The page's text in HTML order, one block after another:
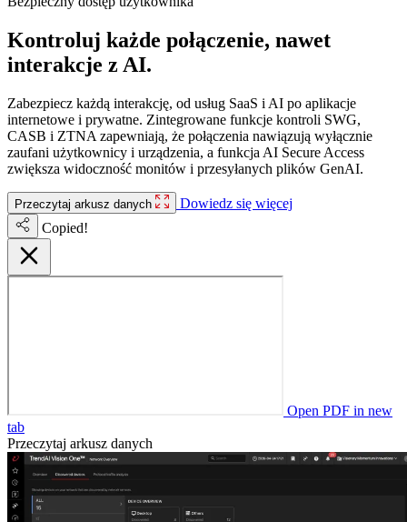
Kontroluj każde połączenie, nawet
interakcje z AI.
Zabezpiecz każdą interakcję, od usług SaaS i AI po aplikacje
internetowe i prywatne. Zintegrowane funkcje kontroli SWG,
CASB i ZTNA zapewniają, że połączenia nawiązują wyłącznie
zaufani użytkownicy i urządzenia, a funkcja AI Secure Access
zwiększa widoczność monitów i przesyłanych plików GenAI.
Przeczytaj arkusz danych
Dowiedz się więcej
Copied!
Open PDF in new
tab
Przeczytaj arkusz danych